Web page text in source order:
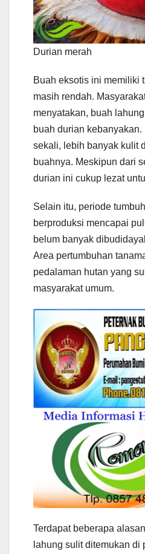
Durian merah
Buah eksotis ini memiliki
masih rendah.
menyatakan, buah
buah durian
sekali, lebih banyak kulit
buahnya. Meskipun dari
durian ini cukup lezat
Selain itu, periode
berproduksi mencapai
belum banyak
Area pertumbuhan
pedalaman hutan yang
masyarakat umum.
Terdapat beberapa
lahung sulit ditemukan di